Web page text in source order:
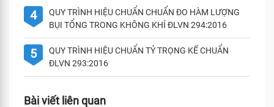
4
QUY TRÌNH HIỆU CHUẨN CHUẨN ĐO HÀM LƯỢNG
BỤI TỔNG TRONG KHÔNG KHÍ ĐLVN 294:2016
5
QUY TRÌNH HIỆU CHUẨN TỶ TRỌNG KẾ CHUẨN
ĐLVN 293:2016
Bài viết liên quan